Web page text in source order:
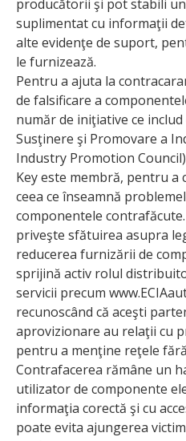
producătorii şi pot stabili
suplimentat cu informaţii
alte evidenţe de suport,
le furnizează.
Pentru a ajuta la
de falsificare a
număr de iniţiative ce
Susţinere şi Promovare a
Industry Promotion
Key este membră, pentru a
ceea ce înseamnă
componentele contrafăcute.
priveşte sfătuirea asupra
reducerea furnizării de
sprijină activ rolul
servicii precum
recunoscând că aceşti
aprovizionare au relaţii cu
pentru a menţine reţele
Contrafacerea rămâne un
utilizator de componente
informaţia corectă şi cu
poate evita ajungerea